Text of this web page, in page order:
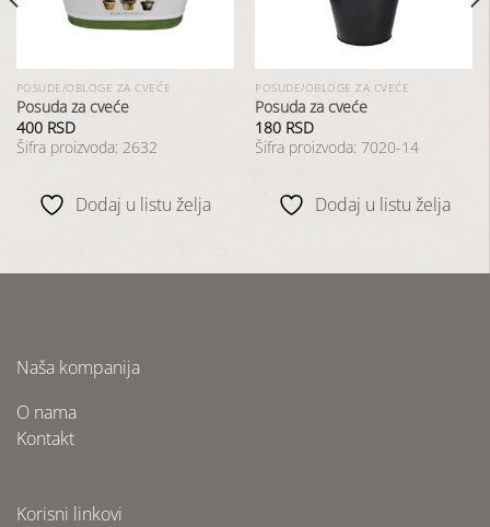
POSUDE/OBLOGE ZA CVEĆE
Posuda za cveće
400 RSD
Šifra proizvoda: 2632
Dodaj u listu želja
POSUDE/OBLOGE ZA CVEĆE
Posuda za cveće
180 RSD
Šifra proizvoda: 7020-14
Dodaj u listu želja
Naša kompanija
O nama
Kontakt
Korisni linkovi